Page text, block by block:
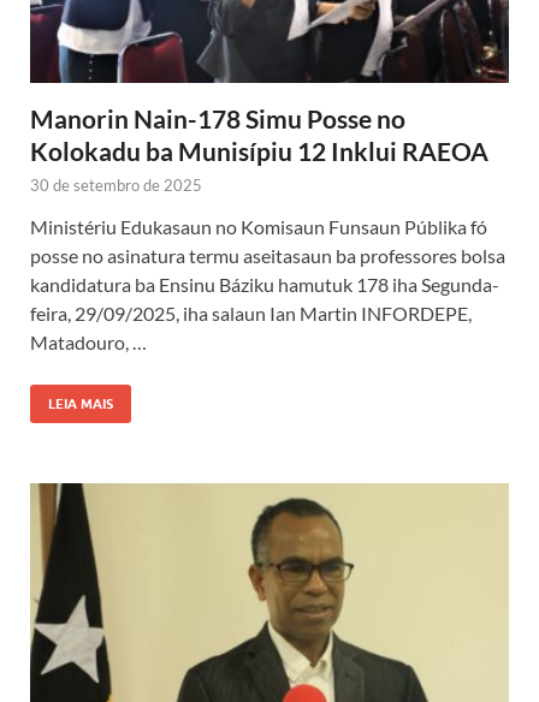
Manorin Nain-178 Simu Posse no
Kolokadu ba Munisípiu 12 Inklui RAEOA
30 de setembro de 2025
Ministériu Edukasaun no Komisaun Funsaun Públika fó
posse no asinatura termu aseitasaun ba professores bolsa
kandidatura ba Ensinu Báziku hamutuk 178 iha Segunda-
feira, 29/09/2025, iha salaun Ian Martin INFORDEPE,
Matadouro, …
LEIA MAIS